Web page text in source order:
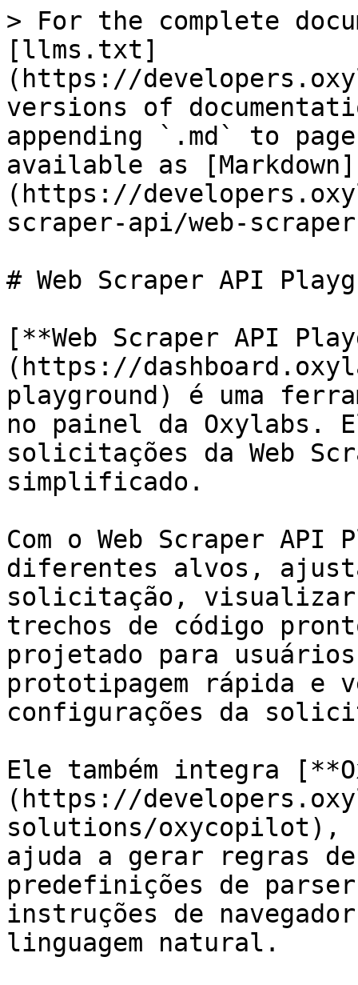
> For the complete
[llms.txt]
(https://
versions of
appending `.md` to
available as [Markdown]
(https://
scraper-api/web-
# Web Scraper API
[**Web Scraper API
(https://
playground) é uma
no painel da
solicitações da Web
simplificado.
Com o Web Scraper
diferentes alvos,
solicitação, visualizar
trechos de código
projetado para
prototipagem rápida e
configurações da
Ele também integra
(https://
solutions/oxycopilot),
ajuda a gerar regras
predefinições de
instruções de
linguagem natural.